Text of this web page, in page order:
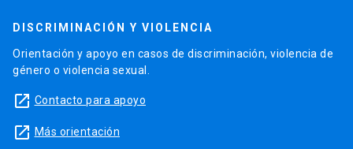
DISCRIMINACIÓN Y VIOLENCIA
Orientación y apoyo en casos de discriminación, violencia de
género o violencia sexual.
launch Contacto para apoyo
launch Más orientación